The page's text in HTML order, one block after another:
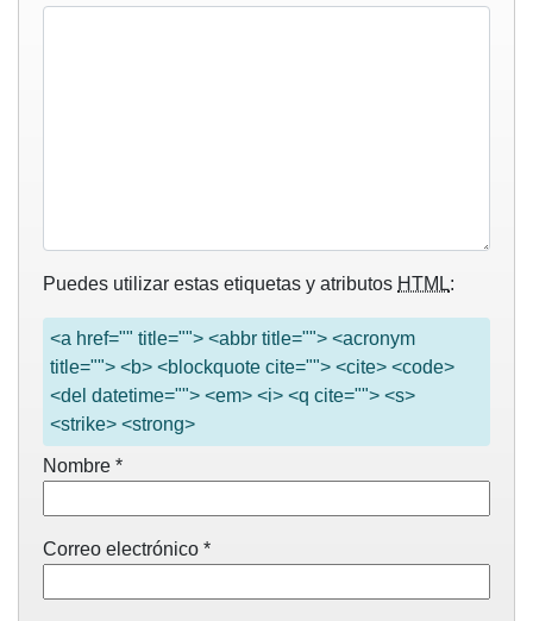
Puedes utilizar estas etiquetas y atributos HTML:
<a href="" title=""> <abbr title=""> <acronym
title=""> <b> <blockquote cite=""> <cite> <code>
<del datetime=""> <em> <i> <q cite=""> <s>
<strike> <strong>
Nombre *
Correo electrónico *